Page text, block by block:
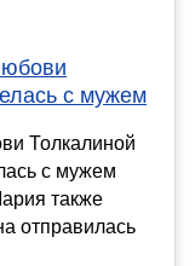
с мужем
Толкалиной
с мужем
также
отправилась